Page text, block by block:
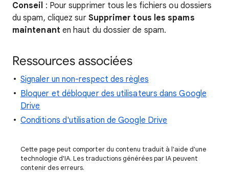
Conseil : Pour supprimer tous les fichiers ou dossiers
du spam, cliquez sur Supprimer tous les spams
maintenant en haut du dossier de spam.
Ressources associées
Signaler un non-respect des règles
Bloquer et débloquer des utilisateurs dans Google
Drive
Conditions d'utilisation de Google Drive
Cette page peut comporter du contenu traduit à l'aide d'une
technologie d'IA. Les traductions générées par IA peuvent
contenir des erreurs.